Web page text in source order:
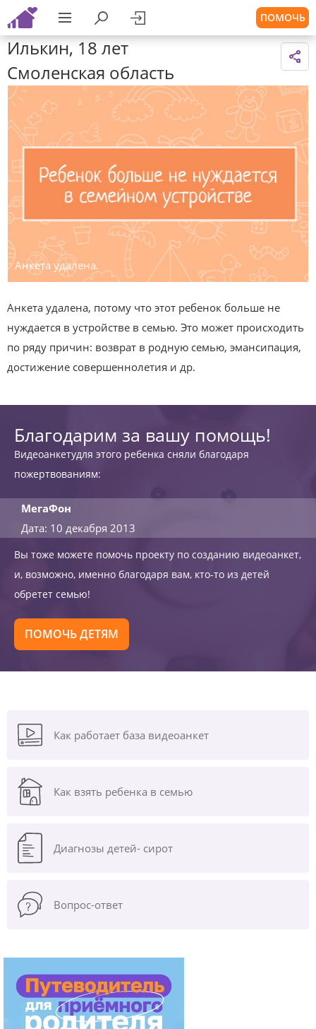
ПОМОЧЬ
Илькин, 18 лет
Смоленская область
Анкета удалена.
Анкета удалена, потому что этот ребенок больше не
нуждается в устройстве в семью. Это может происходить
по ряду причин: возврат в родную семью, эмансипация,
достижение совершеннолетия и др.
Благодарим за вашу помощь!
Видеоанкетудля этого ребенка сняли благодаря
пожертвованиям:
МегаФон
Дата: 10 декабря 2013
Вы тоже можете помочь проекту по созданию видеоанкет,
и, возможно, именно благодаря вам, кто-то из детей
обретет семью!
ПОМОЧЬ ДЕТЯМ
Как работает база видеоанкет
Как взять ребенка в семью
Диагнозы детей- сирот
Вопрос-ответ